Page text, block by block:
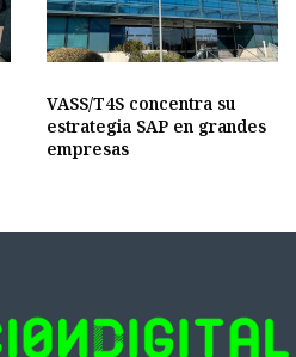
VASS/T4S concentra su
estrategia SAP en grandes
empresas